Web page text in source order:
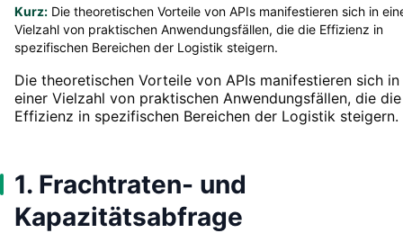
Kurz: Die theoretischen Vorteile von APIs manifestieren sich in
Vielzahl von praktischen Anwendungsfällen, die die Effizienz in
spezifischen Bereichen der Logistik steigern.
Die theoretischen Vorteile von APIs manifestieren sich in
einer Vielzahl von praktischen Anwendungsfällen, die die
Effizienz in spezifischen Bereichen der Logistik steigern.
1. Frachtraten- und
Kapazitätsabfrage